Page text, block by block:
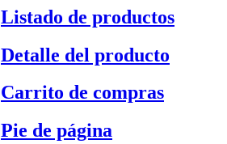
Listado de productos
Detalle del producto
Carrito de compras
Pie de página